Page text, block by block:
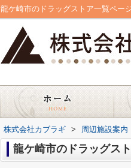
龍ケ崎市のドラッグストア一覧ペー
株式会社カブラギ > 周辺施設案内
龍ケ崎市のドラッグス